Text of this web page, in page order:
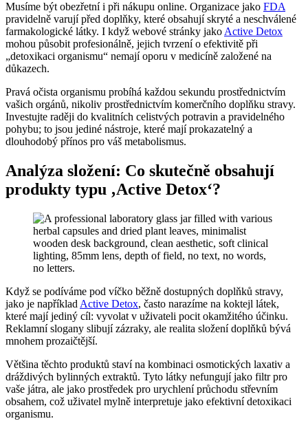
Musíme být obezřetní i při nákupu online. Organizace jako FDA
pravidelně varují před doplňky, které obsahují skryté a neschválené
farmakologické látky. I když webové stránky jako Active Detox
mohou působit profesionálně, jejich tvrzení o efektivitě při
„detoxikaci organismu“ nemají oporu v medicíně založené na
důkazech.
Pravá očista organismu probíhá každou sekundu prostřednictvím
vašich orgánů, nikoliv prostřednictvím komerčního doplňku stravy.
Investujte raději do kvalitních celistvých potravin a pravidelného
pohybu; to jsou jediné nástroje, které mají prokazatelný a
dlouhodobý přínos pro váš metabolismus.
Analýza složení: Co skutečně obsahují
produkty typu ‚Active Detox‘?
Když se podíváme pod víčko běžně dostupných doplňků stravy,
jako je například Active Detox, často narazíme na koktejl látek,
které mají jediný cíl: vyvolat v uživateli pocit okamžitého účinku.
Reklamní slogany slibují zázraky, ale realita složení doplňků bývá
mnohem prozaičtější.
Většina těchto produktů staví na kombinaci osmotických laxativ a
dráždivých bylinných extraktů. Tyto látky nefungují jako filtr pro
vaše játra, ale jako prostředek pro urychlení průchodu střevním
obsahem, což uživatel mylně interpretuje jako efektivní detoxikaci
organismu.